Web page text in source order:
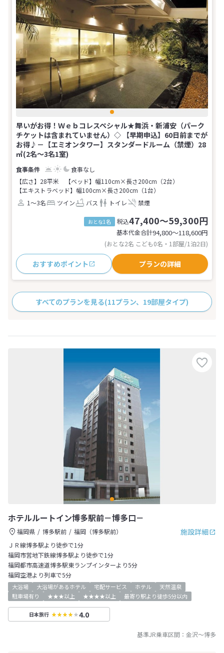
早いがお得！Ｗｅｂコレスペシャル★舞浜・新浦安（パーク
チケットは含まれていません）◇ 【早期申込】60日前までが
お得♪－【エミオンタワー】スタンダードルーム（禁煙）28
㎡(2名～3名1室)
食事なし
【広さ】28平米
【ベッド】幅110cm×長さ200cm（2台）
【エキストラベッド】幅100cm×長さ200cm（1台）
1～3名
ツイン バス トイレ 禁煙
おとな1名 税込47,400～59,300円
基本代金合計94,800〜118,600円
(おとな2名 こども0名・1部屋/1泊2日)
おすすめポイント プランの詳細
すべてのプランを見る(11プラン、19部屋タイプ)
ホテルルートイン博多駅前－博多口－
施設詳細
福岡県 博多駅前
福岡（博多駅前）
ＪＲ線博多駅より徒歩で1分
福岡市営地下鉄線博多駅より徒歩で1分
福岡都市高速道博多駅東ランプインターより5分
福岡空港より列車で5分
大浴場 大浴場があるホテル 宅配サービス ホテル
天然温泉
駐車場有り
★★★以上 ★★★★以上 最寄り駅より徒歩5分以内
日本旅行 4.0
基準JR乗車区間： 金沢～博多